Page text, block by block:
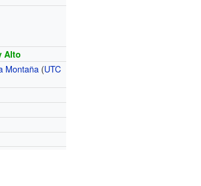
Alto
Montaña (UTC